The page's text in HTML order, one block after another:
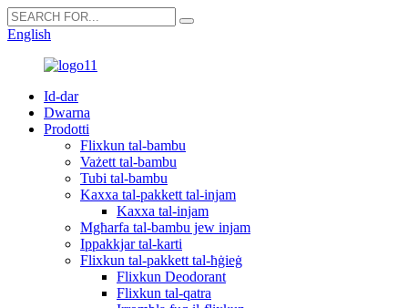
English
Id-dar
Dwarna
Prodotti
Flixkun tal-bambu
Vażett tal-bambu
Tubi tal-bambu
Kaxxa tal-pakkett tal-injam
Kaxxa tal-injam
Mgħarfa tal-bambu jew injam
Ippakkjar tal-karti
Flixkun tal-pakkett tal-ħġieġ
Flixkun Deodorant
Flixkun tal-qatra